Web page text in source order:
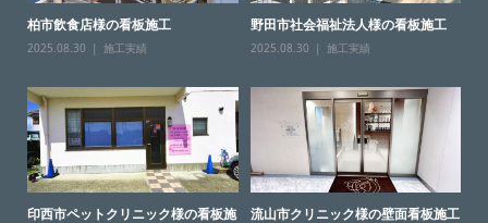
柏市飲食店様の看板施工
2025.08.30 施工実績
野田市社会福祉法人様の看板施工
2025.08.30 施工実績
印西市ペットクリニック様の看板施 流山市クリニック様の壁面看板施工